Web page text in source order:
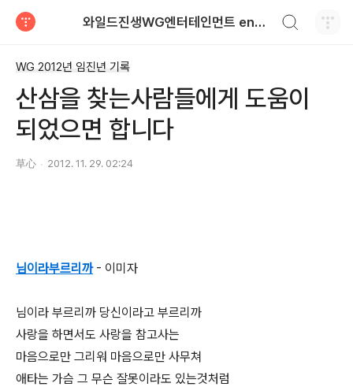
와일드진생WG엔터테인먼트 entertainment
WG 2012년 임진년 기록
산삼을 찾는사람들에게 도움이
되었으면 합니다
草心 2012. 11. 29. 02:24
님이라부르리까- 이미자
님이라 부르리까 당신이라고 부르리까
사랑을 하면서도 사랑을 참고사는
마음으로만 그리워 마음으로만 사무쳐
애타는 가슴 그 무슨 잘못이라도 있는것처럼